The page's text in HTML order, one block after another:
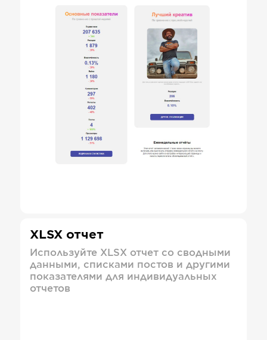
XLSX отчет
Используйте XLSX отчет со сводными
данными, списками постов и другими
показателями для индивидуальных
отчетов